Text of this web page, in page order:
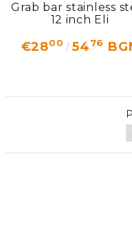
Grab bar stainless
12 inch Еli
€2800 5476